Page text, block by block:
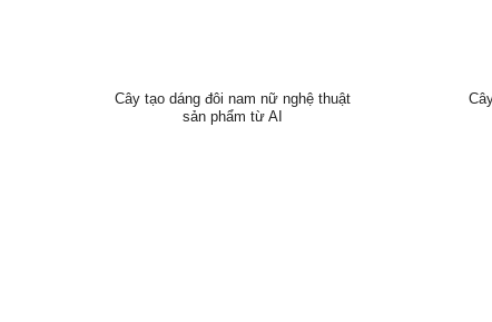
Cây tạo dáng đôi nam nữ nghệ thuật
sản phẩm từ AI